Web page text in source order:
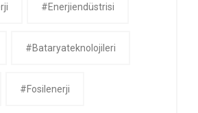
#enerjiendüstrisi
#bataryateknolojileri
#fosilenerji